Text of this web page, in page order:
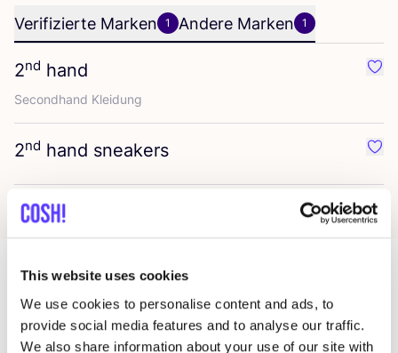
This website uses cookies
We use cookies to personalise content and ads, to
provide social media features and to analyse our traffic.
We also share information about your use of our site with
Verifizierte Marken 1 Andere Marken 1
2nd hand
Second­hand Kleidung
2nd hand sneakers
Mehr Läden in dieser Gegend